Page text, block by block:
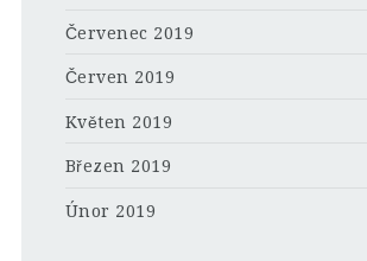
Červenec 2019
Červen 2019
Květen 2019
Březen 2019
Únor 2019